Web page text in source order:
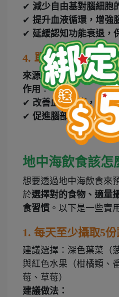
✔ 減少自由基對腦細胞
✔ 提升血液循環，增強
✔ 延緩認知功能衰退，
4. 單元不飽和脂肪
來源：橄欖油、酪梨、
作用 ：
✔ 改善血管健康，減少
✔ 促進腦部神經連結，
地中海飲食該怎
想要透過地中海飲食來
於選擇對的食物、適量
食習慣 。以下是一些實
1. 每天至少攝取5
建議選擇：深色葉菜（
與紅色水果（柑橘類、
莓、草莓）
建議做法：